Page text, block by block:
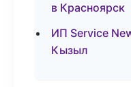
в Красноярск
ИП Service
Кызыл